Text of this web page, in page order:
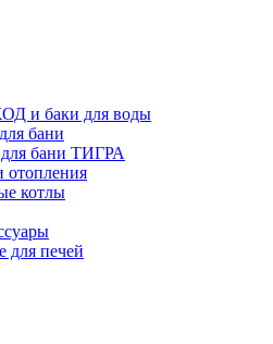
и баки для воды
бани
бани ТИГРА
отопления
котлы
для печей